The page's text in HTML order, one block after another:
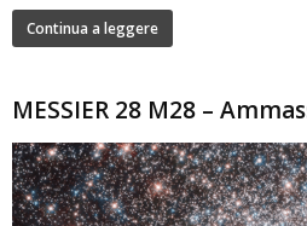
Continua a leggere
MESSIER 28 M28 –